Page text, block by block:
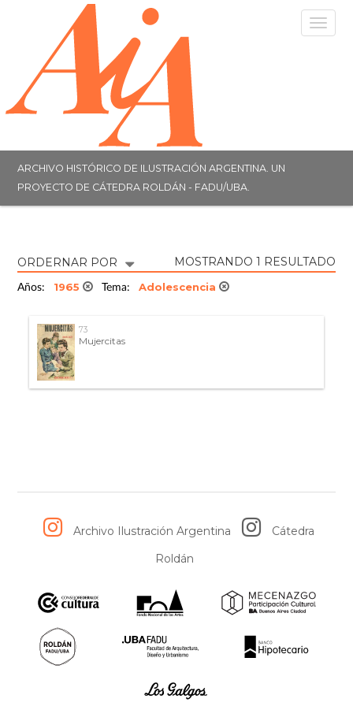
ARCHIVO HISTÓRICO DE ILUSTRACIÓN ARGENTINA. UN
PROYECTO DE CÁTEDRA ROLDÁN - FADU/UBA.
ORDERNAR POR MOSTRANDO 1 RESULTADO
Años: 1965 Tema: Adolescencia
73
Mujercitas
Archivo Ilustración Argentina
Cátedra
Roldán